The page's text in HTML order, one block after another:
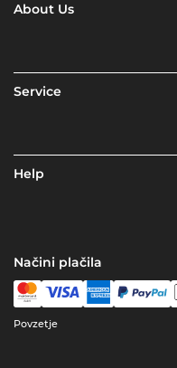
About Us
Service
Help
Načini plačila
Povzetje